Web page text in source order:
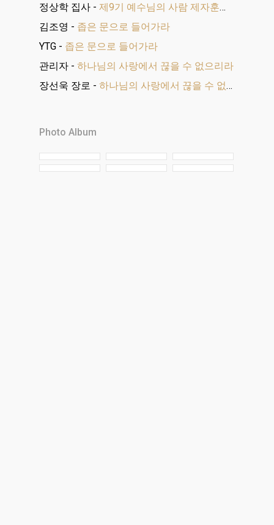
정상학 집사 - 제9기 예수님의 사람 제자훈련 수료식
김조영 - 좁은 문으로 들어가라
YTG - 좁은 문으로 들어가라
관리자 - 하나님의 사랑에서 끊을 수 없으리라
장선욱 장로 - 하나님의 사랑에서 끊을 수 없으리라
Photo Album